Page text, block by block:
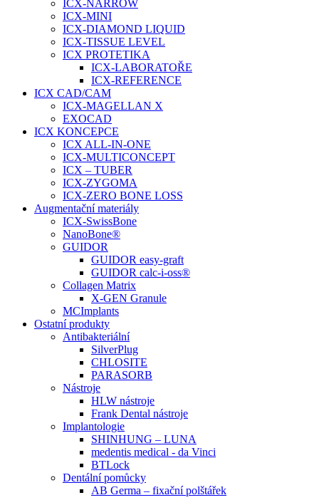
ICX-NARROW
ICX-MINI
ICX-DIAMOND LIQUID
ICX-TISSUE LEVEL
ICX PROTETIKA
ICX-LABORATOŘE
ICX-REFERENCE
ICX CAD/CAM
ICX-MAGELLAN X
EXOCAD
ICX KONCEPCE
ICX ALL-IN-ONE
ICX-MULTICONCEPT
ICX – TUBER
ICX-ZYGOMA
ICX-ZERO BONE LOSS
Augmentační materiály
ICX-SwissBone
NanoBone®
GUIDOR
GUIDOR easy-graft
GUIDOR calc-i-oss®
Collagen Matrix
X-GEN Granule
MCImplants
Ostatní produkty
Antibakteriální
SilverPlug
CHLOSITE
PARASORB
Nástroje
HLW nástroje
Frank Dental nástroje
Implantologie
SHINHUNG – LUNA
medentis medical - da Vinci
BTLock
Dentální pomůcky
AB Germa – fixační polštářek